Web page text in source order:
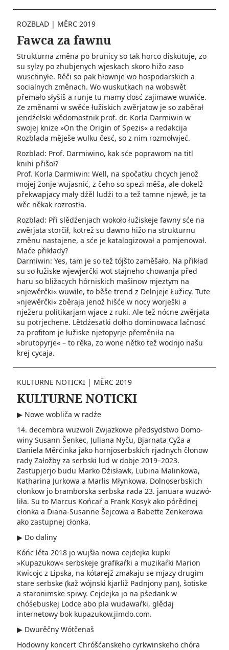
ROZBLAD | MĚRC 2019
Fawca za fawnu
Strukturna změna po brunicy so tak horco diskutuje, zo
su sylzy po zhubjenych wjeskach skoro hižo zaso
wuschnyłe. Rěči so pak hłownje wo hospodarskich a
socialnych změnach. Wo wuskutkach na wobswět
přemało słyšiš a runje tu mamy dosć zajimawe wuwiće.
Ze změnami w swěće łužiskich zwěrjatow je so zaběrał
jendźelski wědomostnik prof. dr. Korla Darmiwin w
swojej knize »On the Origin of Spezis« a redakcija
Rozblada měješe wulku česć, so z nim rozmołwjeć.
Rozblad: Prof. Darmiwino, kak sće poprawom na titl
knihi­ přišoł?
Prof. Korla Darmiwin: Well, na spočatku chcych jenož
mojej žonje wujasnić, z čeho so spezi měša, ale dokelž
překwapjacy mały dźěl ludźi to a tež tamne njewě, je ta
wěc někak rozrostła.
Rozblad: Při slědźenjach woko­ło łužiskeje fawny sće na
zwěrjata storčił, kotrež su dawno hižo na strukturnu
změnu nastajene, a sće je katalo­gizował a pomjenował.
Maće přikłady?
Darmiwin: Yes, tam je so tež tójšto zaměšało. Na přikład
su so łužiske wjewjerčki wot stajneho chowanja před
haru so bližacych hórniskich mašinow mjeztym na
»njewěrčki« wuwiłe, to běše trend z Delnjeje Łužicy. Tute
»njewěrčki« zběraja jenož hišće w nocy worješki a
nježeru politikarjam wjace z ruki. Ale tež nócne zwěrjata
su potrjechene. Lětdźesatki doł­ho dominowaca lačnosć
za profitom je łužiske njetopyrje přeměniła na
»brutopyrje« – to rěka, zo wone nětko tež wodnjo našu
krej cycaja.
KULTURNE NOTICKI | MĚRC 2019
KULTURNE NOTICKI
▶ Nowe wobliča w radźe
14. decembra wuzwoli Zwjazkowe předsydstwo Domo­
winy Susann­ Šenkec, Juliana Nyču, Bjarnata Cyža a
Daniela Měrćin­ka jako hornjo­serbskich rjadnych čłonow
rady Załožby za serbski lud w dobje 2019–2023.
Zastupjerjo budu Marko Dźi­sławk,­ Lu­bi­na Malinkowa,
Katharina Jurkowa a Marlis Młynkowa. Dolnoserbskich
cłonkow jo bram­borska serbska rada 23. januara wuzwó­
liła. Su to Mar­cus Końcaŕ a Frank Ko­syk­ ako pórědnej
cłonka a Diana-Susanne Šejco­wa a Babette Zenkerowa
ako zastup­nej cłonka.
▶ Do daliny
Kóńc lěta 2018 jo wujšła nowa­ cejdejka kupki
»Kupazukow« serbskeje grafikaŕki a muzikaŕki Marion
Kwicojc z Lipska, na kótarejž zma­kaju se mjazy drugim
stare serbske (kaž wójnski kjarliž Padnjo­ny pan), šotiske
a staronimske spiwy. Cejdejka jo na pśedank w
chóśebuskej Lodce abo pla wudawaŕki, glědaj
internetowy bok kupazu­kow.jimdo.com.
▶ Dwurěčny Wótčenaš
Hodowny koncert­ Chróšćanskeho cyrkwinskeho chóra